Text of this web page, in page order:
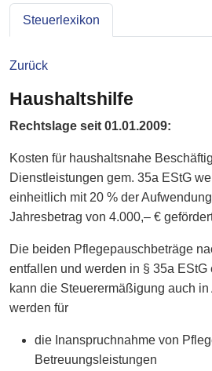
Steuerlexikon
Zurück
Haushaltshilfe
Rechtslage seit 01.01.2009:
Kosten für haushaltsnahe
Dienstleistungen gem. 35a EStG
einheitlich mit 20 % der
Jahresbetrag von 4.000,– €
Die beiden Pflegepauschbeträge
entfallen und werden in § 35a
kann die Steuerermäßigung auch
werden für
die Inanspruchnahme von
Betreuungsleistungen